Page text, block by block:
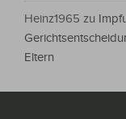
Heinz1965 zu
Eltern